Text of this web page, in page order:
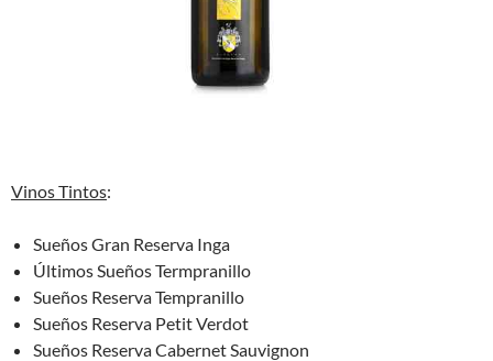
Vinos Tintos:
Sueños Gran Reserva Inga
Últimos Sueños Termpranillo
Sueños Reserva Tempranillo
Sueños Reserva Petit Verdot
Sueños Reserva Cabernet Sauvignon